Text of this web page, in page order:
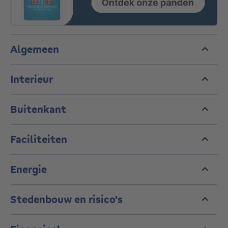
verdieping, een recente gasketel en een elektrische
installatie die aan de voorschriften voldoet. EPC E+
Algemeen
Interieur
Buitenkant
Faciliteiten
Energie
Stedenbouw en risico's